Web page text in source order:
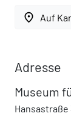
place Auf
Adresse
Museum
Hansastraße